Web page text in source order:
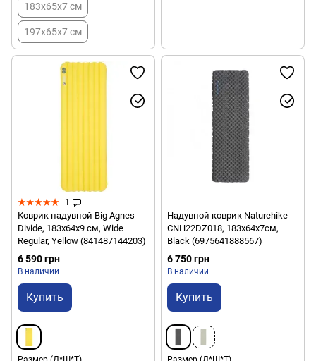
183х65х7 см
197х65х7 см
1
Коврик надувной Big Agnes
Divide, 183х64х9 см, Wide
Regular, Yellow (841487144203)
6 590 грн
В наличии
Купить
Надувной коврик Naturehike
CNH22DZ018, 183х64х7см,
Black (6975641888567)
6 750 грн
В наличии
Купить